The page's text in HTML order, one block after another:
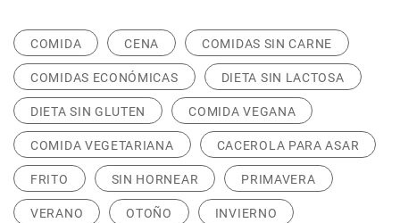
COMIDA CENA COMIDAS SIN CARNE
COMIDAS ECONÓMICAS DIETA SIN LACTOSA
DIETA SIN GLUTEN COMIDA VEGANA
COMIDA VEGETARIANA CACEROLA PARA ASAR
FRITO SIN HORNEAR PRIMAVERA
VERANO OTOÑO INVIERNO